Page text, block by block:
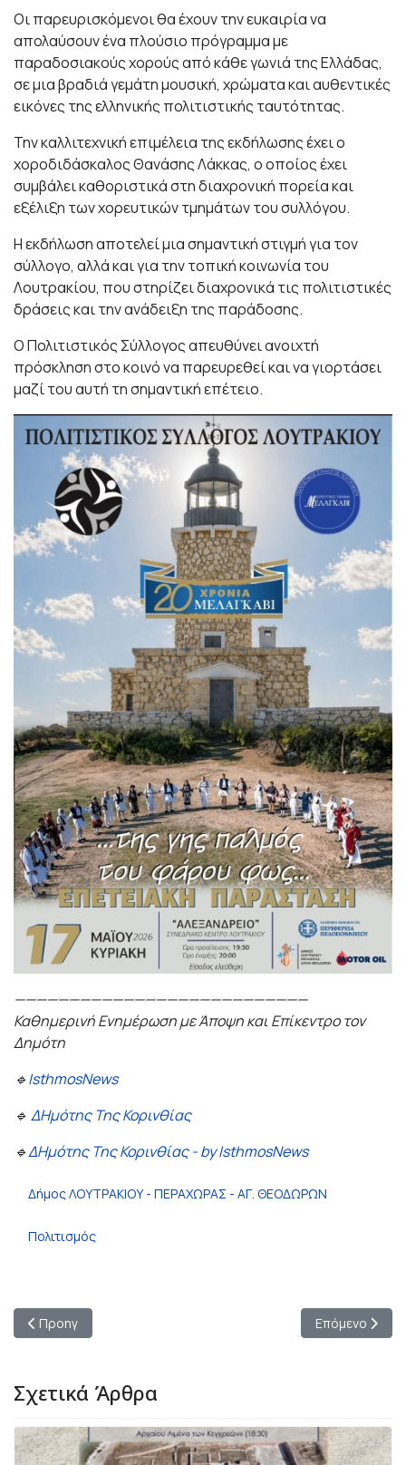
Οι παρευρισκόμενοι θα έχουν την ευκαιρία να
απολαύσουν ένα πλούσιο πρόγραμμα με
παραδοσιακούς χορούς από κάθε γωνιά της Ελλάδας,
σε μια βραδιά γεμάτη μουσική, χρώματα και αυθεντικές
εικόνες της ελληνικής πολιτιστικής ταυτότητας.
Την καλλιτεχνική επιμέλεια της εκδήλωσης έχει ο
χοροδιδάσκαλος Θανάσης Λάκκας, ο οποίος έχει
συμβάλει καθοριστικά στη διαχρονική πορεία και
εξέλιξη των χορευτικών τμημάτων του συλλόγου.
Η εκδήλωση αποτελεί μια σημαντική στιγμή για τον
σύλλογο, αλλά και για την τοπική κοινωνία του
Λουτρακίου, που στηρίζει διαχρονικά τις πολιτιστικές
δράσεις και την ανάδειξη της παράδοσης.
Ο Πολιτιστικός Σύλλογος απευθύνει ανοιχτή
πρόσκληση στο κοινό να παρευρεθεί και να γιορτάσει
μαζί του αυτή τη σημαντική επέτειο.
———————————————————————————
Καθημερινή Ενημέρωση με Άποψη και Επίκεντρο τον
Δημότη
🔹IsthmosNews
🔹 ΔΗμότης Της Κορινθίας
🔹ΔΗμότης Της Κορινθίας - by IsthmosNews
Δήμος ΛΟΥΤΡΑΚΙΟΥ - ΠΕΡΑΧΩΡΑΣ - ΑΓ. ΘΕΟΔΩΡΩΝ
Πολιτισμός
Προηγούμενο άρθρο: Αρχαία Κόρινθος: Νέο Διοικητικό
Προηγ Επόμενο
Επόμενο
Σχετικά Άρθρα